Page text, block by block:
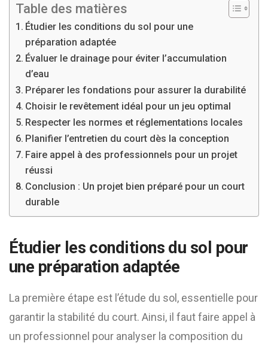
Table des matières
Étudier les conditions du sol pour une
préparation adaptée
Évaluer le drainage pour éviter l’accumulation
d’eau
Préparer les fondations pour assurer la durabilité
Choisir le revêtement idéal pour un jeu optimal
Respecter les normes et réglementations locales
Planifier l’entretien du court dès la conception
Faire appel à des professionnels pour un projet
réussi
Conclusion : Un projet bien préparé pour un court
durable
Étudier les conditions du sol pour
une préparation adaptée
La première étape est l’étude du sol, essentielle pour
garantir la stabilité du court. Ainsi, il faut faire appel à
un professionnel pour analyser la composition du